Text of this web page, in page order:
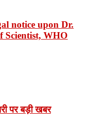
notice upon Dr.
Scientist, WHO
पर बड़ी खबर